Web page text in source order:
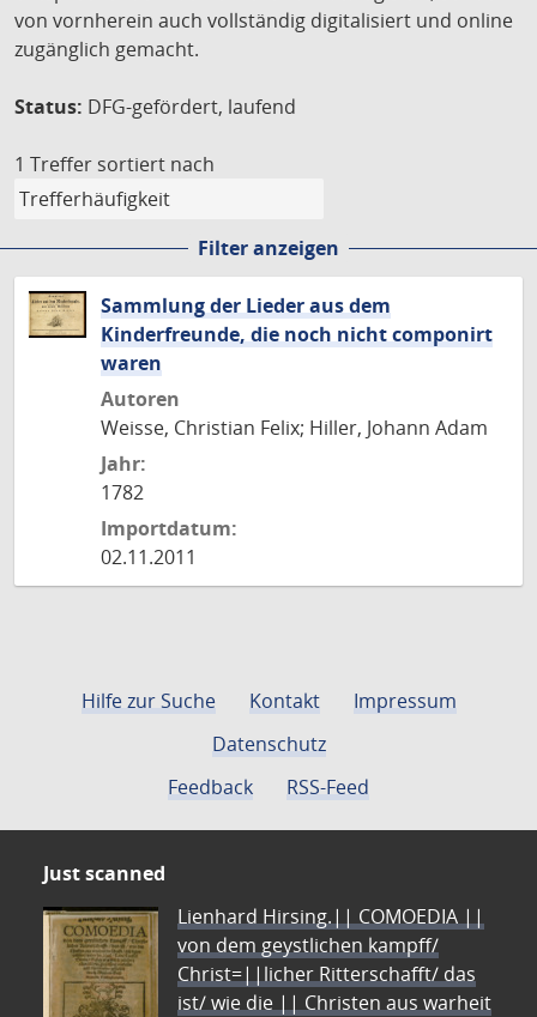
von vornherein auch vollständig digitalisiert und online
zugänglich gemacht.
Status: DFG-gefördert, laufend
1 Treffer sortiert nach
Filter anzeigen
Sammlung der Lieder aus dem
Kinderfreunde, die noch nicht componirt
waren
Autoren
Weisse, Christian Felix; Hiller, Johann Adam
Jahr:
1782
Importdatum:
02.11.2011
Hilfe zur Suche Kontakt
Impressum
Datenschutz
Feedback
RSS-Feed
Just scanned
Lienhard Hirsing.|| COMOEDIA ||
von dem geystlichen kampff/
Christ=||licher Ritterschafft/ das
ist/ wie die || Christen aus warheit